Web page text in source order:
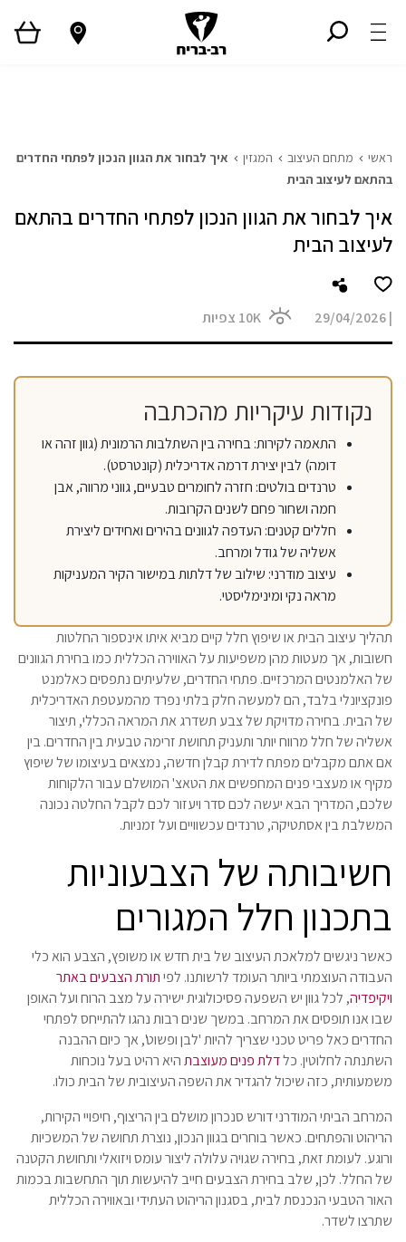
ראשי מתחם העיצוב המגזין
איך לבחור את הגוון הנכון לפתחי החדרים
בהתאם לעיצוב הבית
איך לבחור את הגוון הנכון לפתחי החדרים בהתאם
לעיצוב הבית
|
29/04/2026
10K צפיות
נקודות עיקריות מהכתבה
התאמה לקירות: בחירה בין השתלבות הרמונית (גוון זהה או
דומה) לבין יצירת דרמה אדריכלית (קונטרסט).
טרנדים בולטים: חזרה לחומרים טבעיים, גווני מרווה, אבן
חמה ושחור פחם לשנים הקרובות.
חללים קטנים: העדפה לגוונים בהירים ואחידים ליצירת
אשליה של גודל ומרחב.
עיצוב מודרני: שילוב של דלתות במישור הקיר המעניקות
מראה נקי ומינימליסטי.
תהליך עיצוב הבית או שיפוץ חלל קיים מביא איתו אינספור החלטות
חשובות, אך מעטות מהן משפיעות על האווירה הכללית כמו בחירת הגוונים
של האלמנטים המרכזיים. פתחי החדרים, שלעיתים נתפסים כאלמנט
פונקציונלי בלבד, הם למעשה חלק בלתי נפרד מהמעטפת האדריכלית
של הבית. בחירה מדויקת של צבע תשדרג את המראה הכללי, תיצור
אשליה של חלל מרווח יותר ותעניק תחושת זרימה טבעית בין החדרים. בין
אם אתם מקבלים מפתח לדירת קבלן חדשה, נמצאים בעיצומו של שיפוץ
מקיף או מעצבי פנים המחפשים את הטאצ' המושלם עבור הלקוחות
שלכם, המדריך הבא יעשה לכם סדר ויעזור לכם לקבל החלטה נכונה
המשלבת בין אסתטיקה, טרנדים עכשוויים ועל זמניות.
חשיבותה של הצבעוניות
בתכנון חלל המגורים
כאשר ניגשים למלאכת העיצוב של בית חדש או משופץ, הצבע הוא כלי
העבודה העוצמתי ביותר העומד לרשותנו. לפיתורת הצבעים באתר
ויקיפדיה, לכל גוון יש השפעה פסיכולוגית ישירה על מצב הרוח ועל האופן
שבו אנו תופסים את המרחב. במשך שנים רבות נהגו להתייחס לפתחי
החדרים כאל פריט טכני שצריך להיות 'לבן ופשוט', אך כיום ההבנה
השתנתה לחלוטין. כלדלת פנים מעוצבתהיא רהיט בעל נוכחות
משמעותית, כזה שיכול להגדיר את השפה העיצובית של הבית כולו.
המרחב הביתי המודרני דורש סנכרון מושלם בין הריצוף, חיפויי הקירות,
הריהוט והפתחים. כאשר בוחרים בגוון הנכון, נוצרת תחושה של המשכיות
ורוגע. לעומת זאת, בחירה שגויה עלולה ליצור עומס ויזואלי ותחושת הקטנה
של החלל. לכן, שלב בחירת הצבעים חייב להיעשות תוך התחשבות בכמות
האור הטבעי הנכנסת לבית, בסגנון הריהוט העתידי ובאווירה הכללית
שתרצו לשדר.